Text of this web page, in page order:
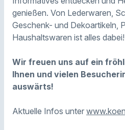
genießen. Von Lederwaren,
Geschenk- und Dekoartikeln,
Haushaltswaren ist alles dabei!
Wir freuen uns auf ein
Ihnen und vielen
auswärts!
Aktuelle Infos unter